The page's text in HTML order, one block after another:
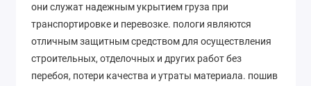
они служат надежным укрытием груза при
транспортировке и перевозке. пологи являются
отличным защитным средством для осуществления
строительных, отделочных и других работ без
перебоя, потери качества и утраты материала. пошив